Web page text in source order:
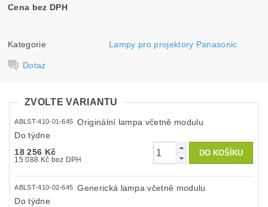
Cena bez DPH
Kategorie Lampy pro projektory Panasonic
Dotaz
ZVOLTE VARIANTU
ABLST-410-01-645
Originální lampa včetně modulu
Do týdne
18 256 Kč
15 088 Kč bez DPH
ABLST-410-02-645
Generická lampa včetně modulu
Do týdne